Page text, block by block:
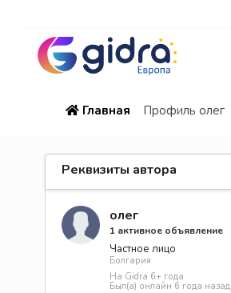
Главная Профиль олег
Реквизиты автора
олег
1 активное объявление
Частное лицо
Болгария
На Gidra 6+ года
Был(а) онлайн 6 года назад